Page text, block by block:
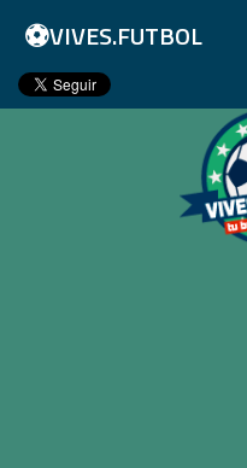
⚽VIVES.FUTBOL
Inicio